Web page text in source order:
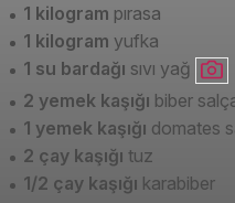
1 kilogram pırasa
1 kilogram yufka
1 su bardağı sıvı yağ
2 yemek kaşığı biber
1 yemek kaşığı domates
2 çay kaşığı tuz
1/2 çay kaşığı karabiber